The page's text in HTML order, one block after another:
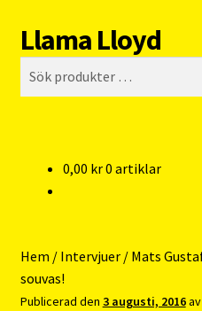
Hoppa
till
navigering
Hoppa
till
innehåll
Llama Lloyd
Sök
Cykelpendlarcoach
0,00 kr0 artiklar
Hem / Intervjuer/ Mats
souvas!
Publicerad den 3 augusti, 2016av